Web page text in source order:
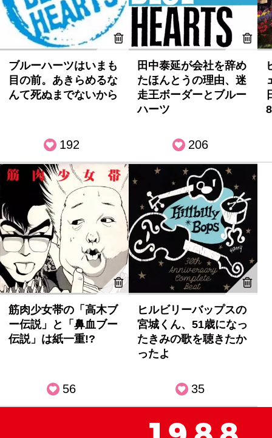
ブルーハーツはいまも
目の前。あきらめるな
んて死ぬまでないから
192
田中泰延が会社を辞め
たほんとうの理由、迷
走王ボーダーとブルー
ハーツ
206
筋肉少女帯の「高木ブ
ー伝説」と「鼻血ブー
伝説」は紙一重!?
56
ヒルビリーバップスの
宮城くん、51歳になっ
たきみの歌を聴きたか
ったよ
35